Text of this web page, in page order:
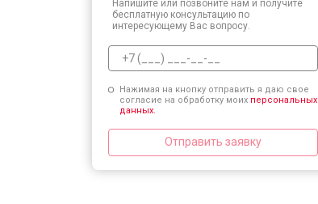
Напишите или позвоните нам и получите
бесплатную консультацию по
интересующему Вас вопросу.
Нажимая на кнопку отправить я даю свое
согласие на обработку моих персональных
данных.
Отправить заявку